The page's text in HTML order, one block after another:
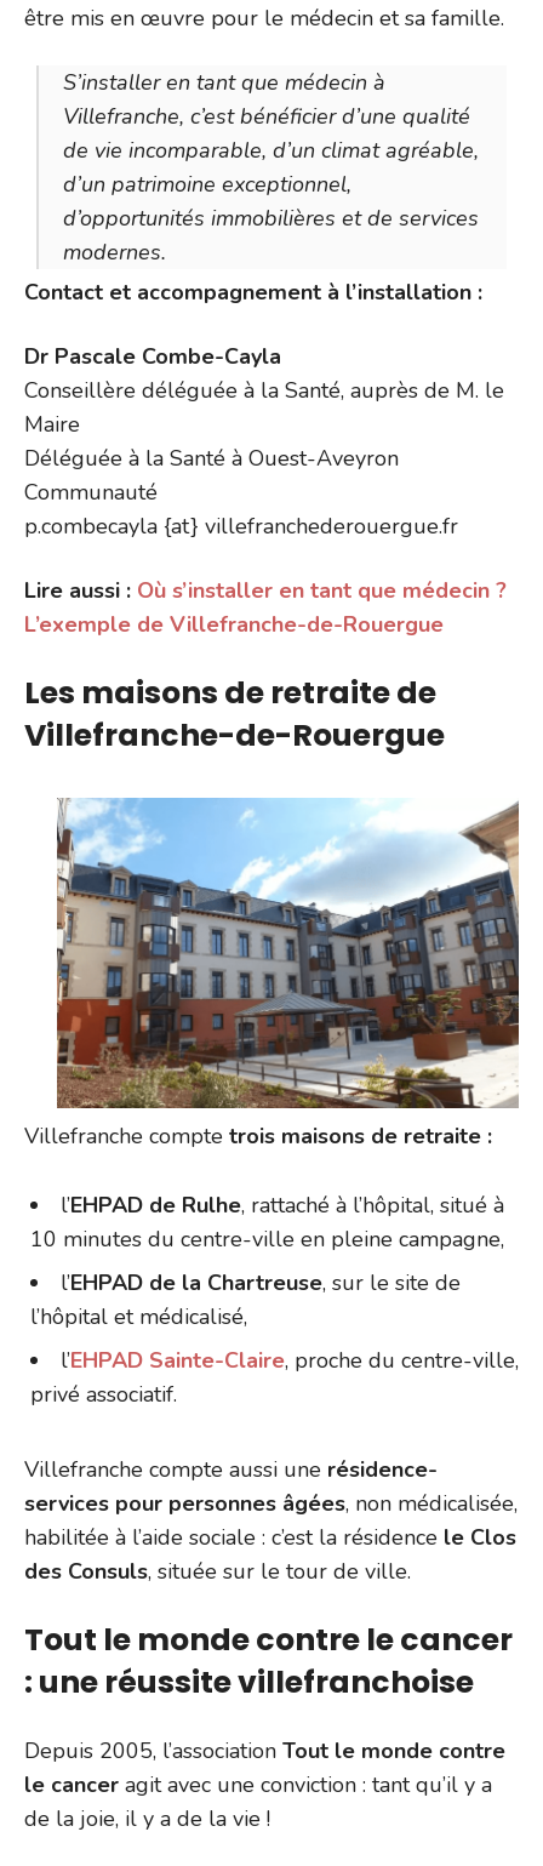
être mis en œuvre pour le médecin et sa famille.
S’installer en tant que médecin à
Villefranche, c’est bénéficier d’une qualité
de vie incomparable, d’un climat agréable,
d’un patrimoine exceptionnel,
d’opportunités immobilières et de services
modernes.
Contact et accompagnement à l’installation :
Dr Pascale Combe-Cayla
Conseillère déléguée à la Santé, auprès de M. le
Maire
Déléguée à la Santé à Ouest-Aveyron
Communauté
p.combecayla {at} villefranchederouergue.fr
Lire aussi : Où s’installer en tant que médecin ?
L’exemple de Villefranche-de-Rouergue
Les maisons de retraite de
Villefranche-de-Rouergue
Villefranche compte trois maisons de retraite :
l’EHPAD de Rulhe, rattaché à l’hôpital, situé à
10 minutes du centre-ville en pleine campagne,
l’EHPAD de la Chartreuse, sur le site de
l’hôpital et médicalisé,
l’EHPAD Sainte-Claire, proche du centre-ville,
privé associatif.
Villefranche compte aussi une résidence-
services pour personnes âgées, non médicalisée,
habilitée à l’aide sociale : c’est la résidence le Clos
des Consuls, située sur le tour de ville.
Tout le monde contre le cancer
: une réussite villefranchoise
Depuis 2005, l’association Tout le monde contre
le cancer agit avec une conviction : tant qu’il y a
de la joie, il y a de la vie !